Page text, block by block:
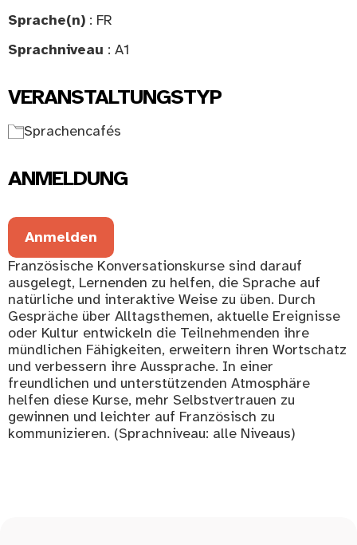
Sprache(n) : FR
Sprachniveau : A1
VERANSTALTUNGSTYP
Sprachencafés
ANMELDUNG
Anmelden
Französische Konversationskurse sind darauf
ausgelegt, Lernenden zu helfen, die Sprache auf
natürliche und interaktive Weise zu üben. Durch
Gespräche über Alltagsthemen, aktuelle Ereignisse
oder Kultur entwickeln die Teilnehmenden ihre
mündlichen Fähigkeiten, erweitern ihren Wortschatz
und verbessern ihre Aussprache. In einer
freundlichen und unterstützenden Atmosphäre
helfen diese Kurse, mehr Selbstvertrauen zu
gewinnen und leichter auf Französisch zu
kommunizieren. (Sprachniveau: alle Niveaus)